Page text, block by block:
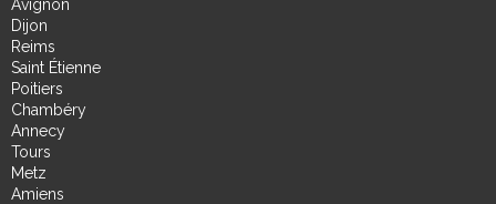
Avignon
Dijon
Reims
Saint Étienne
Poitiers
Chambéry
Annecy
Tours
Metz
Amiens